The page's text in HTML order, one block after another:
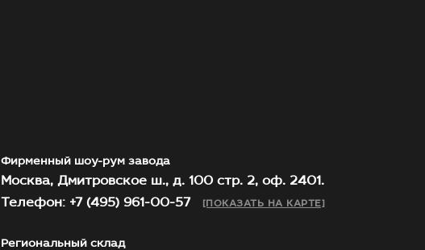
Фирменный шоу-рум завода
Москва, Дмитровское ш., д. 100 стр. 2, оф. 2401.
Телефон: +7 (495) 961-00-57
[ПОКАЗАТЬ НА КАРТЕ]
Региональный склад